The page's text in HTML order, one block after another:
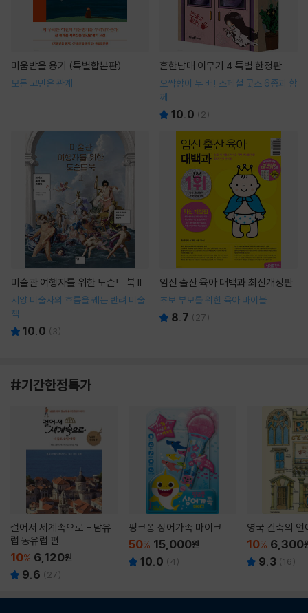
미움받을 용기 (특별합본판)
모든 고민은 관계
흔한남매 이무기 4 특별 한정판
오싹함이 두 배! 스페셜 굿즈 6종과 함
께
10.0 ( 2)
미술관 여행자를 위한 도슨트 북 II
서양 미술사의 흐름을 꿰는 반려 미술
책
10.0 ( 3)
임신 출산 육아 대백과 최신개정판
초보 부모를 위한 육아 바이블
8.7 ( 27)
#기간한정특가
걸어서 세계속으로 - 남유
럽 동유럽 편
10% 6,120원
9.6 ( 27)
핑크퐁 상어가족 마이크
50% 15,000원
10.0 (4)
영국 건축의 언
10% 6,300
9.3 (16)